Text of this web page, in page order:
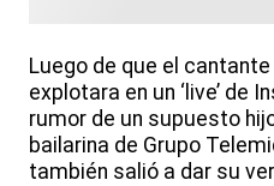
Luego de que el
explotara en un ‘live’ de
rumor de un supuesto
bailarina de Grupo
también salió a dar su